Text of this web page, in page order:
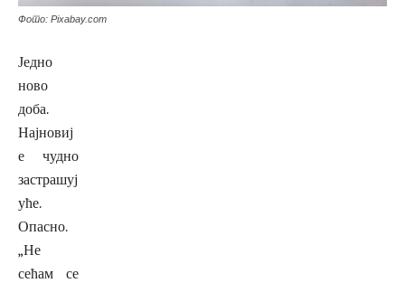
Фото: Pixаbay.com
Једно
ново
доба.
Најновиј
е чудно
застрашуј
уће.
Опасно.
„Не
сећам се